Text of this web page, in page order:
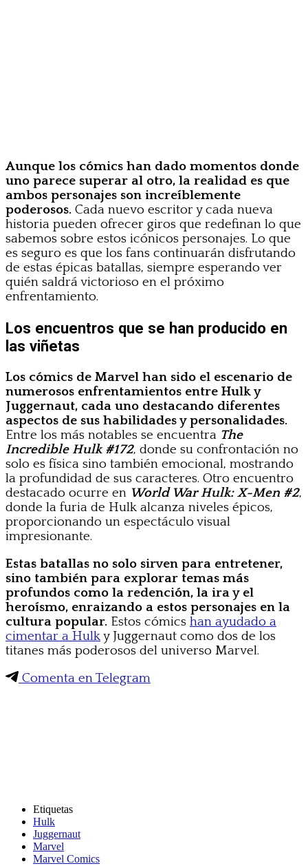
Aunque los cómics han dado momentos donde
uno parece superar al otro, la realidad es que
ambos personajes son increíblemente
poderosos. Cada nuevo escritor y cada nueva
historia pueden ofrecer giros que redefinan lo que
sabemos sobre estos icónicos personajes. Lo que
es seguro es que los fans continuarán disfrutando
de estas épicas batallas, siempre esperando ver
quién saldrá victorioso en el próximo
enfrentamiento.
Los encuentros que se han producido en
las viñetas
Los cómics de Marvel han sido el escenario de
numerosos enfrentamientos entre Hulk y
Juggernaut, cada uno destacando diferentes
aspectos de sus habilidades y personalidades.
Entre los más notables se encuentra The
Incredible Hulk #172, donde su confrontación no
solo es física sino también emocional, mostrando
la profundidad de sus caracteres. Otro encuentro
destacado ocurre en World War Hulk: X-Men #2,
donde la furia de Hulk alcanza niveles épicos,
proporcionando un espectáculo visual
impresionante.
Estas batallas no solo sirven para entretener,
sino también para explorar temas más
profundos como la redención, la ira y el
heroísmo, enraizando a estos personajes en la
cultura popular. Estos cómics han ayudado a
cimentar a Hulky Juggernaut como dos de los
titanes más poderosos del universo Marvel.
Comenta en Telegram
Etiquetas
Hulk
Juggernaut
Marvel
Marvel Comics